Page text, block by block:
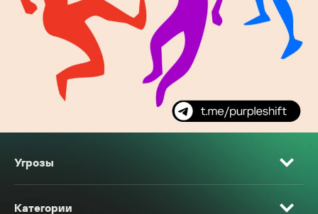
Угрозы
Категории